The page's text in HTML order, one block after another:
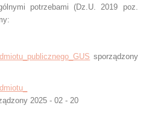
potrzebami (Dz.U. 2019 poz.
sporządzony
2025 - 02 - 20